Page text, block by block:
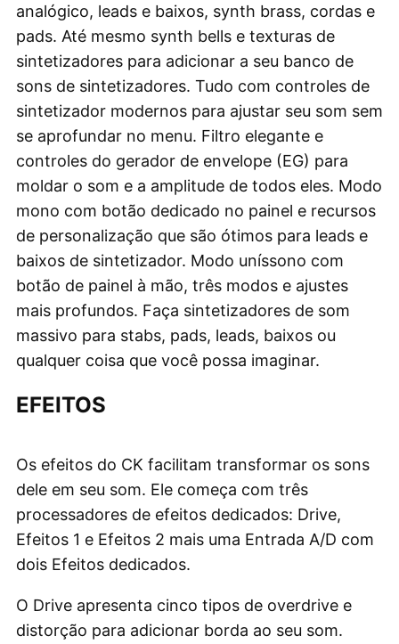
analógico, leads e baixos, synth brass, cordas e
pads. Até mesmo synth bells e texturas de
sintetizadores para adicionar a seu banco de
sons de sintetizadores. Tudo com controles de
sintetizador modernos para ajustar seu som sem
se aprofundar no menu. Filtro elegante e
controles do gerador de envelope (EG) para
moldar o som e a amplitude de todos eles. Modo
mono com botão dedicado no painel e recursos
de personalização que são ótimos para leads e
baixos de sintetizador. Modo uníssono com
botão de painel à mão, três modos e ajustes
mais profundos. Faça sintetizadores de som
massivo para stabs, pads, leads, baixos ou
qualquer coisa que você possa imaginar.
EFEITOS
Os efeitos do CK facilitam transformar os sons
dele em seu som. Ele começa com três
processadores de efeitos dedicados: Drive,
Efeitos 1 e Efeitos 2 mais uma Entrada A/D com
dois Efeitos dedicados.
O Drive apresenta cinco tipos de overdrive e
distorção para adicionar borda ao seu som.